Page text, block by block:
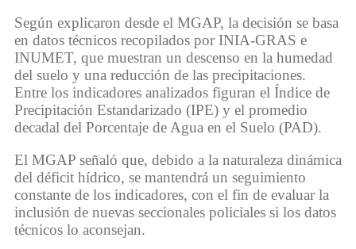
Según explicaron desde el MGAP, la decisión se basa
en datos técnicos recopilados por INIA-GRAS e
INUMET, que muestran un descenso en la humedad
del suelo y una reducción de las precipitaciones.
Entre los indicadores analizados figuran el Índice de
Precipitación Estandarizado (IPE) y el promedio
decadal del Porcentaje de Agua en el Suelo (PAD).
El MGAP señaló que, debido a la naturaleza dinámica
del déficit hídrico, se mantendrá un seguimiento
constante de los indicadores, con el fin de evaluar la
inclusión de nuevas seccionales policiales si los datos
técnicos lo aconsejan.